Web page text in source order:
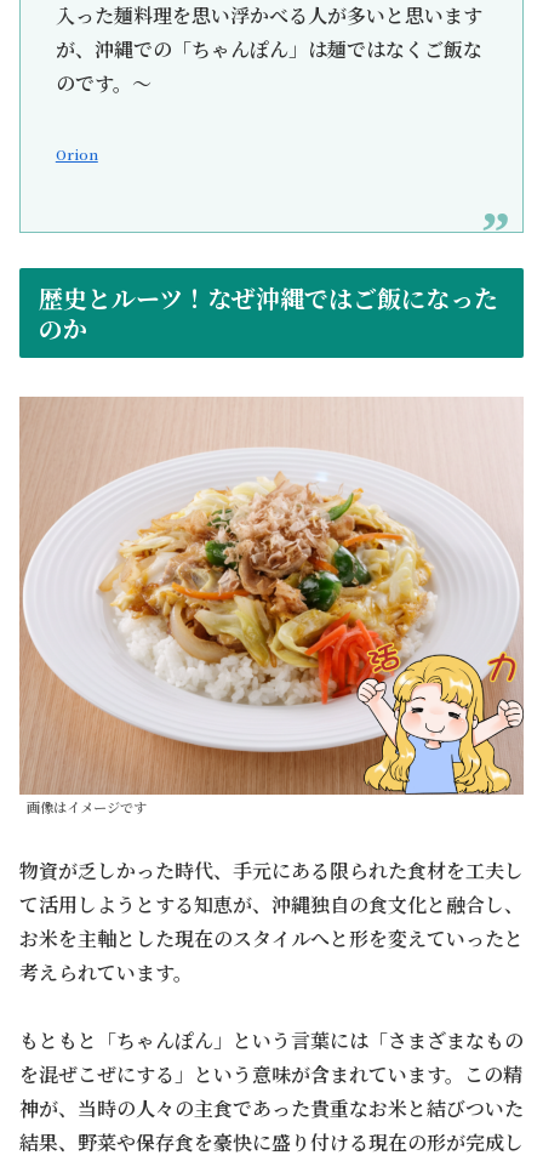
入った麺料理を思い浮かべる人が多いと思います
が、沖縄での「ちゃんぽん」は麺ではなくご飯な
のです。～
Orion
歴史とルーツ！なぜ沖縄ではご飯になった
のか
画像はイメージです
物資が乏しかった時代、手元にある限られた食材を工夫し
て活用しようとする知恵が、沖縄独自の食文化と融合し、
お米を主軸とした現在のスタイルへと形を変えていったと
考えられています。
もともと「ちゃんぽん」という言葉には「さまざまなもの
を混ぜこぜにする」という意味が含まれています。この精
神が、当時の人々の主食であった貴重なお米と結びついた
結果、野菜や保存食を豪快に盛り付ける現在の形が完成し